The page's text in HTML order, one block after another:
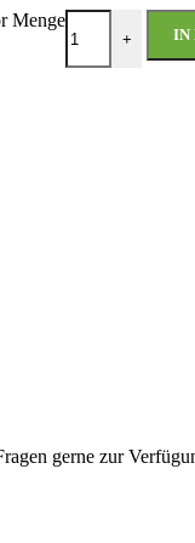
Menge
+ IN
gerne zur